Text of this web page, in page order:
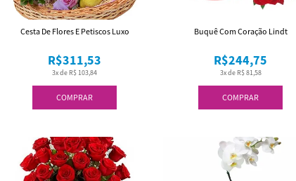
COMPRAR
3x de R$ 103,84
R$311,53
Cesta De Flores E Petiscos Luxo
COMPRAR
3x de R$ 81,58
R$244,75
Buquê Com Coração Lindt